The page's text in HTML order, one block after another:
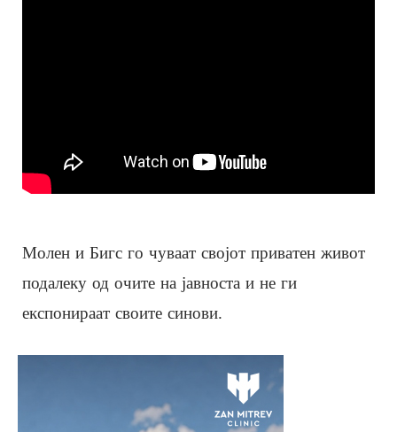
Молен и Бигс го чуваат својот приватен живот
подалеку од очите на јавноста и не ги
експонираат своите синови.